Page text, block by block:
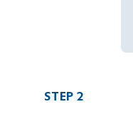
STEP 2